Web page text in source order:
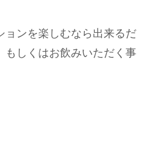
ョンを楽しむなら出来るだ
もしくはお飲みいただく事